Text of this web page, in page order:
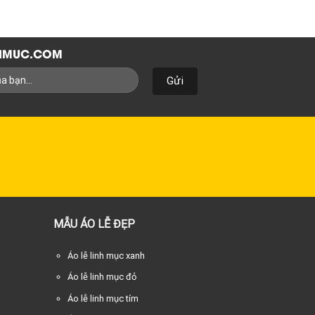
MẪU ÁO LỄ ĐẸP
Áo lễ linh mục xanh
Áo lễ linh mục đỏ
Áo lễ linh mục tím